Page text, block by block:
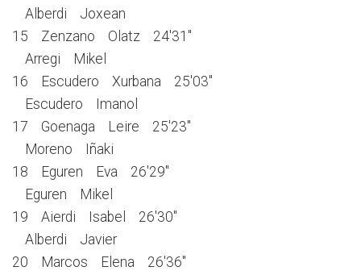
Alberdi Joxean
15 Zenzano Olatz 24'31''
Arregi Mikel
16 Escudero Xurbana 25'03''
Escudero Imanol
17 Goenaga Leire 25'23''
Moreno Iñaki
18 Eguren Eva 26'29''
Eguren Mikel
19 Aierdi Isabel 26'30''
Alberdi Javier
20 Marcos Elena 26'36''